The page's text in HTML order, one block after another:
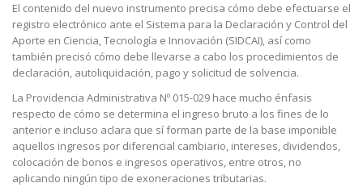
El contenido del nuevo instrumento precisa cómo debe efectuarse el
registro electrónico ante el Sistema para la Declaración y Control del
Aporte en Ciencia, Tecnología e Innovación (SIDCAI), así como
también precisó cómo debe llevarse a cabo los procedimientos de
declaración, autoliquidación, pago y solicitud de solvencia.
La Providencia Administrativa Nº 015-029 hace mucho énfasis
respecto de cómo se determina el ingreso bruto a los fines de lo
anterior e incluso aclara que sí forman parte de la base imponible
aquellos ingresos por diferencial cambiario, intereses, dividendos,
colocación de bonos e ingresos operativos, entre otros, no
aplicando ningún tipo de exoneraciones tributarias.